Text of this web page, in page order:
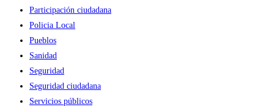
Participación ciudadana
Policia Local
Pueblos
Sanidad
Seguridad
Seguridad ciudadana
Servicios públicos